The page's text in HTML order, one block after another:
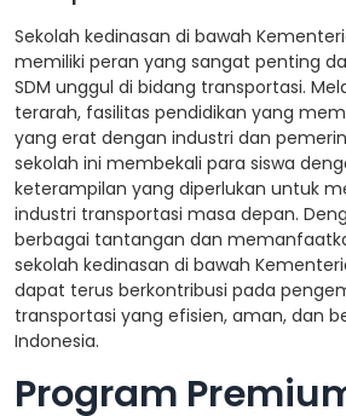
Sekolah kedinasan di bawah
memiliki peran yang sangat penting
SDM unggul di bidang transportasi.
terarah, fasilitas pendidikan yang
yang erat dengan industri dan
sekolah ini membekali para siswa
keterampilan yang diperlukan untuk
industri transportasi masa depan.
berbagai tantangan dan
sekolah kedinasan di bawah
dapat terus berkontribusi pada
transportasi yang efisien, aman, dan
Indonesia.
Program